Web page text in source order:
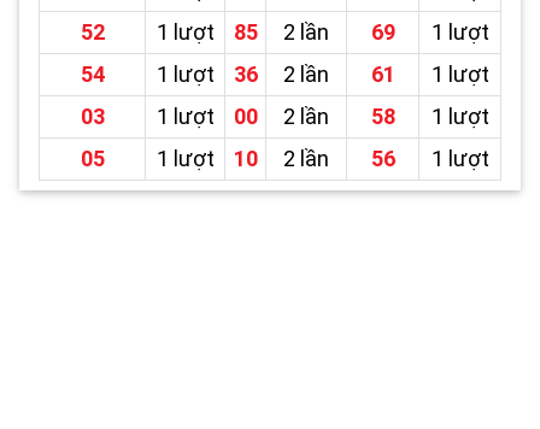
52
1 lượt 85 2 lần 69
1 lượt
54
1 lượt 36 2 lần 61
1 lượt
03
1 lượt 00 2 lần 58
1 lượt
05
1 lượt 10 2 lần 56 1 lượt